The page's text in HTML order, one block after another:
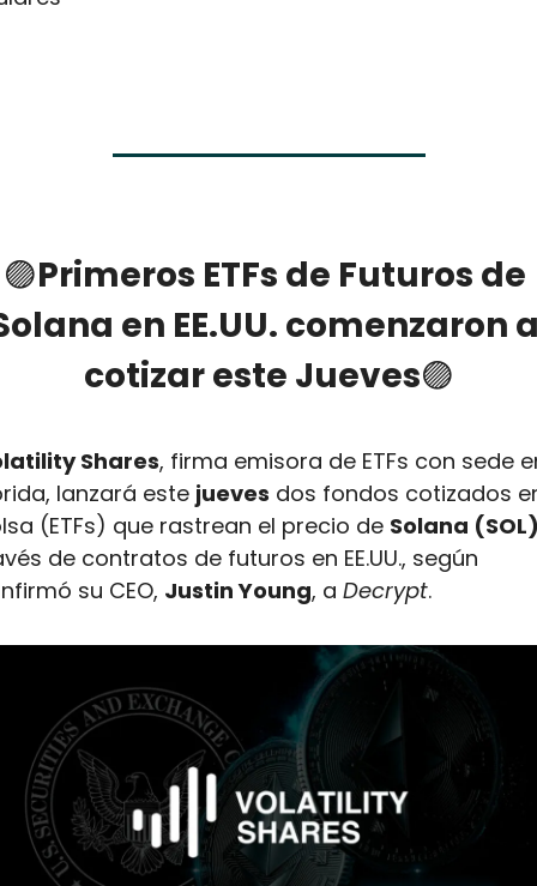
🟣Primeros ETFs de Futuros de
en EE.UU. comenzaron
cotizar este Jueves🟣
Shares, firma emisora de ETFs con sede
lanzará este jueves dos fondos cotizados
(ETFs) que rastrean el precio de Solana
de contratos de futuros en EE.UU., según
su CEO, Justin Young, a Decrypt.